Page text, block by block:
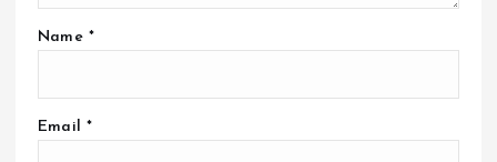
Name *
Email *